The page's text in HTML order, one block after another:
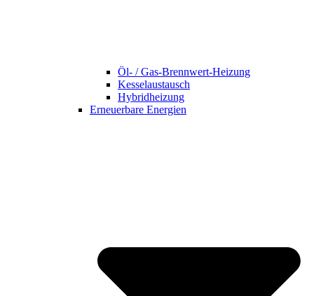
Öl- / Gas-Brennwert-Heizung
Kesselaustausch
Hybridheizung
Erneuerbare Energien